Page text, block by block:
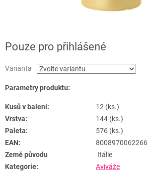
Pouze pro přihlášené
Varianta
Parametry produktu:
Kusů v balení:
12 (ks.)
Vrstva:
144 (ks.)
Paleta:
576 (ks.)
EAN:
8008970062266
Země původu
Itálie
Kategorie:
Aviváže